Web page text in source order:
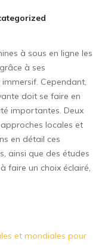
à sous en ligne les
à ses
Cependant,
doit se faire en
importantes. Deux
locales et
en détail ces
ainsi que des études
faire un choix éclairé,
et mondiales pour